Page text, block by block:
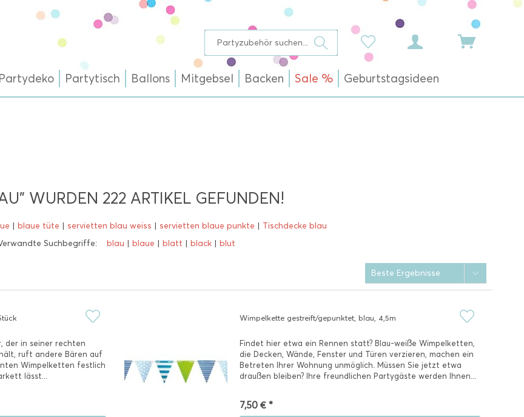
Partydeko Partytisch Ballons Mitgebsel Backen Sale % Geburtstagsideen
WURDEN 222 ARTIKEL GEFUNDEN!
| blaue tüte | servietten blau weiss | servietten blaue punkte | Tischdecke blau
Suchbegriffe:
blau | blaue | blatt | black | blut
der in seiner rechten
ruft andere Bären auf
Wimpelketten festlich
lässt...
Wimpelkette gestreift/gepunktet, blau, 4,5m
Findet hier etwa ein Rennen statt? Blau-weiße Wimpelketten,
die Decken, Wände, Fenster und Türen verzieren, machen ein
Betreten Ihrer Wohnung unmöglich. Müssen Sie jetzt etwa
draußen bleiben? Ihre freundlichen Partygäste werden Ihnen...
7,50 € *